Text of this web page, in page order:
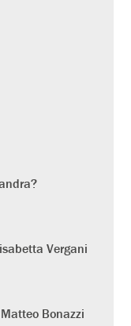
Vergani
Bonazzi